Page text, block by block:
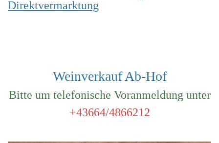
Direktvermarktung
Weinverkauf Ab-Hof
Bitte um telefonische Voranmeldung unter
+43664/4866212